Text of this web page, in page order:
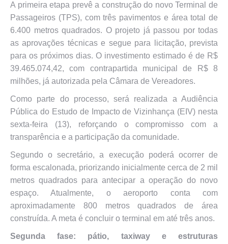
A primeira etapa prevê a construção do novo Terminal de
Passageiros (TPS), com três pavimentos e área total de
6.400 metros quadrados. O projeto já passou por todas
as aprovações técnicas e segue para licitação, prevista
para os próximos dias. O investimento estimado é de R$
39.465.074,42, com contrapartida municipal de R$ 8
milhões, já autorizada pela Câmara de Vereadores.
Como parte do processo, será realizada a Audiência
Pública do Estudo de Impacto de Vizinhança (EIV) nesta
sexta-feira (13), reforçando o compromisso com a
transparência e a participação da comunidade.
Segundo o secretário, a execução poderá ocorrer de
forma escalonada, priorizando inicialmente cerca de 2 mil
metros quadrados para antecipar a operação do novo
espaço. Atualmente, o aeroporto conta com
aproximadamente 800 metros quadrados de área
construída. A meta é concluir o terminal em até três anos.
Segunda fase: pátio, taxiway e estruturas